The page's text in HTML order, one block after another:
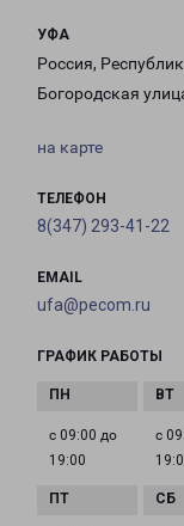
УФА
Россия,
Богородская
на карте
ТЕЛЕФОН
8(347) 293-41-22
EMAIL
ufa@pecom.ru
ГРАФИК РАБОТЫ
с 09:00 до
19:00
с